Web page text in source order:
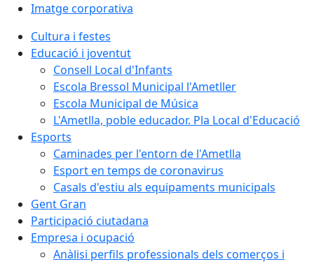
Imatge corporativa
Cultura i festes
Educació i joventut
Consell Local d'Infants
Escola Bressol Municipal l'Ametller
Escola Municipal de Música
L'Ametlla, poble educador. Pla Local d'Educació
Esports
Caminades per l'entorn de l'Ametlla
Esport en temps de coronavirus
Casals d'estiu als equipaments municipals
Gent Gran
Participació ciutadana
Empresa i ocupació
Anàlisi perfils professionals dels comerços i